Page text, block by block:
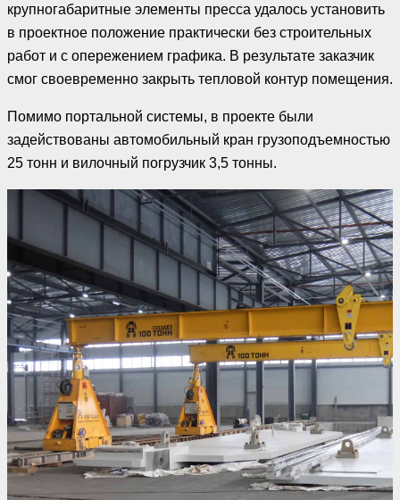
крупногабаритные элементы пресса удалось установить
в проектное положение практически без строительных
работ и с опережением графика. В результате заказчик
смог своевременно закрыть тепловой контур помещения.
Помимо портальной системы, в проекте были
задействованы автомобильный кран грузоподъемностью
25 тонн и вилочный погрузчик 3,5 тонны.